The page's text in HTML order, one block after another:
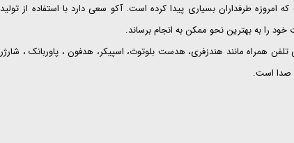
امروزه طرفداران بسیاری پیدا کرده است. آکو سعی دارد با استفاده از تولید
را به بهترین نحو ممکن به انجام برساند.
همراه مانند هندزفری، هدست بلوتوث، اسپیکر، هدفون ، پاوربانک ، شارژر
صدا است.